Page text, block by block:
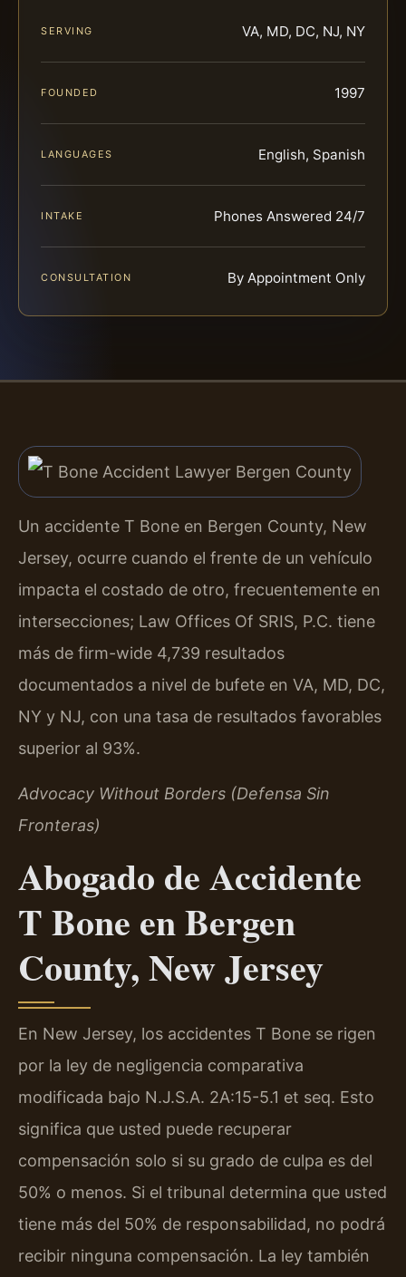
SERVING VA, MD, DC, NJ, NY
FOUNDED 1997
LANGUAGES English, Spanish
INTAKE Phones Answered 24/7
CONSULTATION By Appointment Only
Un accidente T Bone en Bergen County, New
Jersey, ocurre cuando el frente de un vehículo
impacta el costado de otro, frecuentemente en
intersecciones; Law Offices Of SRIS, P.C. tiene
más de firm-wide 4,739 resultados
documentados a nivel de bufete en VA, MD, DC,
NY y NJ, con una tasa de resultados favorables
superior al 93%.
Advocacy Without Borders (Defensa Sin
Fronteras)
Abogado de Accidente
T Bone en Bergen
County, New Jersey
En New Jersey, los accidentes T Bone se rigen
por la ley de negligencia comparativa
modificada bajo N.J.S.A. 2A:15-5.1 et seq. Esto
significa que usted puede recuperar
compensación solo si su grado de culpa es del
50% o menos. Si el tribunal determina que usted
tiene más del 50% de responsabilidad, no podrá
recibir ninguna compensación. La ley también